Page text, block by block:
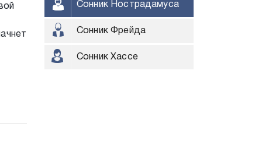
Сонник Нострадамуса
Сонник Фрейда
Сонник Хассе